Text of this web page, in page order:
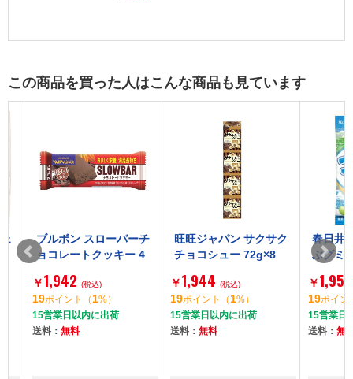
この商品を買った人はこんな商品も見ています
ブルボン スローバーチ
ョコレートクッキー 4
1,942 (税込)
ポイント（ 1
%）
15営業日以内に出荷
送料：無料
旺旺ジャパン サクサク
チョコシュー 72g×8
1,944 (税込)
ポイント（ 1
%）
15営業日以内に出荷
送料：無料
春日井製
ぶグミ ソ
1,954 (税
ポイント（
15営業日以
送料：無料